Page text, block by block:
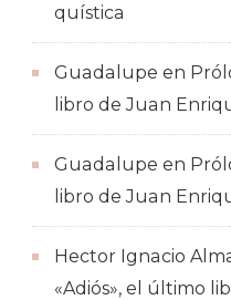
quística
Guadalupe en
libro de Juan
Guadalupe en
libro de Juan
Hector Ignacio
«Adiós», el último